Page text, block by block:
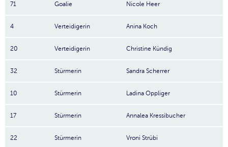
71 Goalie Nicole Heer
4 Verteidigerin Anina Koch
20 Verteidigerin Christine Kündig
32 Stürmerin Sandra Scherrer
10 Stürmerin Ladina Oppliger
17 Stürmerin Annalea Kressibucher
22 Stürmerin Vroni Strübi